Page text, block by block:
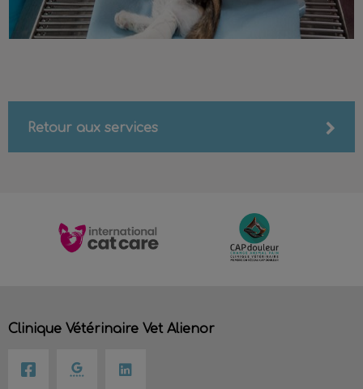
Retour aux services
Clinique Vétérinaire Vet Alienor